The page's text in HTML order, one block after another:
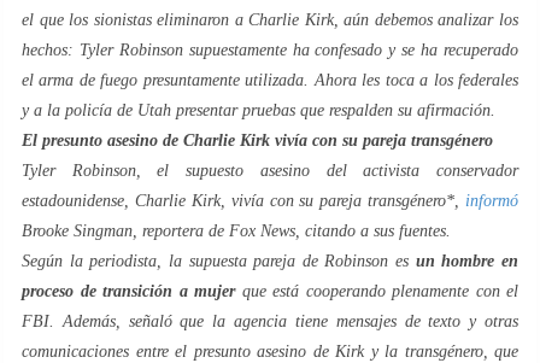
el que los sionistas eliminaron a Charlie Kirk, aún debemos analizar los
hechos: Tyler Robinson supuestamente ha confesado y se ha recuperado
el arma de fuego presuntamente utilizada. Ahora les toca a los federales
y a la policía de Utah presentar pruebas que respalden su afirmación.
El presunto asesino de Charlie Kirk vivía con su pareja transgénero
Tyler Robinson, el supuesto asesino del activista conservador
estadounidense, Charlie Kirk, vivía con su pareja transgénero*, informó
Brooke Singman, reportera de Fox News, citando a sus fuentes.
Según la periodista, la supuesta pareja de Robinson es un hombre en
proceso de transición a mujerque está cooperando plenamente con el
FBI. Además, señaló que la agencia tiene mensajes de texto y otras
comunicaciones entre el presunto asesino de Kirk y la transgénero, que